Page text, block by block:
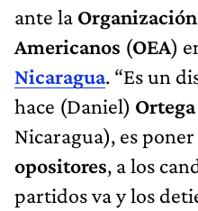
ante la
Americanos (OEA)
Nicaragua. “Es un
hace (Daniel) Ortega
Nicaragua), es poner
opositores, a los
partidos va y los